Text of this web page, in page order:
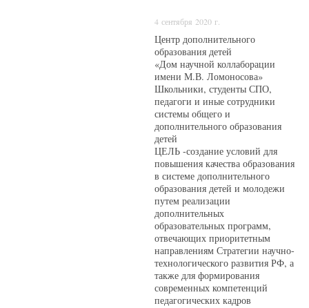
4 сентября 2020 г.
Центр дополнительного
образования детей
«Дом научной коллаборации
имени М.В. Ломоносова»
Школьники, студенты СПО,
педагоги и иные сотрудники
системы общего и
дополнительного образования
детей
ЦЕЛЬ -создание условий для
повышения качества образования
в системе дополнительного
образования детей и молодежи
путем реализации
дополнительных
образовательных программ,
отвечающих приоритетным
направлениям Стратегии научно-
технологического развития РФ, а
также для формирования
современных компетенций
педагогических кадров